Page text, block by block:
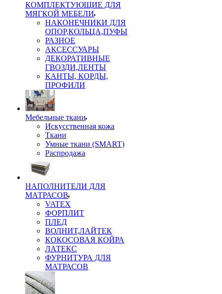
КОМПЛЕКТУЮЩИЕ ДЛЯ
МЯГКОЙ МЕБЕЛИ
НАКОНЕЧНИКИ ДЛЯ
ОПОР,КОЛЬЦА,ПУФЫ
РАЗНОЕ
АКСЕССУАРЫ
ДЕКОРАТИВНЫЕ
ГВОЗДИ,ЛЕНТЫ
КАНТЫ, КОРДЫ,
ПРОФИЛИ
Мебельные ткани
Искусственная кожа
Ткани
Умные ткани (SMART)
Распродажа
НАПОЛНИТЕЛИ ДЛЯ
МАТРАСОВ
VATEX
ФОРПЛИТ
ПЛЕД
ВОЛНИТ,ЛАЙТЕК
КОКОСОВАЯ КОЙРА
ЛАТЕКС
ФУРНИТУРА ДЛЯ
МАТРАСОВ